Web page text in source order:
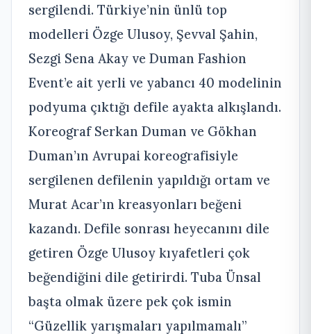
sergilendi. Türkiye’nin ünlü top
modelleri Özge Ulusoy, Şevval Şahin,
Sezgi Sena Akay ve Duman Fashion
Event’e ait yerli ve yabancı 40 modelinin
podyuma çıktığı defile ayakta alkışlandı.
Koreograf Serkan Duman ve Gökhan
Duman’ın Avrupai koreografisiyle
sergilenen defilenin yapıldığı ortam ve
Murat Acar’ın kreasyonları beğeni
kazandı. Defile sonrası heyecanını dile
getiren Özge Ulusoy kıyafetleri çok
beğendiğini dile getirirdi. Tuba Ünsal
başta olmak üzere pek çok ismin
“Güzellik yarışmaları yapılmamalı”